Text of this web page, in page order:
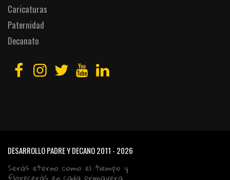
Caricaturas
Paternidad
Decanato
DESARROLLO PADRE Y DECANO2011 - 2026
Serás eterno como el tiempo y